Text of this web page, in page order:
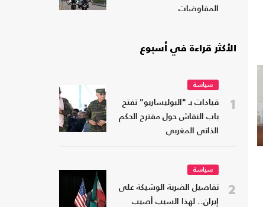
المفاوضات
الأكثر قراءة في أسبوع
1
سياسة
قيادات بـ "البوليساريو" تفتح
باب النقاش حول مقترح الحكم
الذاتي المغربي
2
سياسة
تفاصيل الضربة الوشيكة على
إيران.. لهذا السبب أصيب